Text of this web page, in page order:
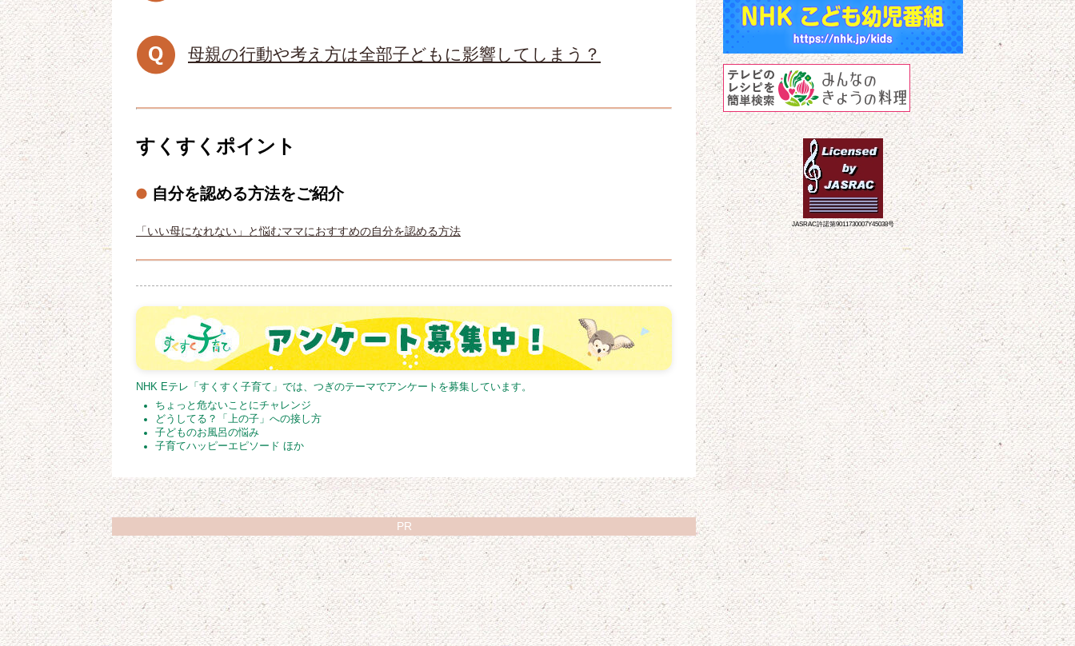
母親の行動や考え方は全部子どもに影響してしまう？
すくすくポイント
自分を認める方法をご紹介
「いい母になれない」と悩むママにおすすめの自分を認める方法
NHK Eテレ「すくすく子育て」では、つぎのテーマでアンケートを募集しています。
ちょっと危ないことにチャレンジ
どうしてる？「上の子」への接し方
子どものお風呂の悩み
子育てハッピーエピソード ほか
JASRAC許諾第9011730007Y45038号
PR